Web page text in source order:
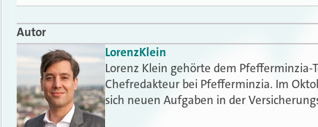
Autor
LorenzKlein
Lorenz Klein gehörte dem
Chefredakteur bei Pfefferminzia. Im
sich neuen Aufgaben in der